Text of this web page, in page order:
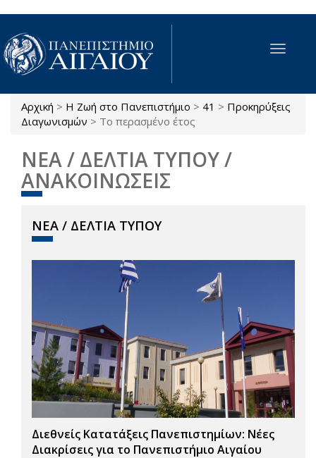
Παράκαμψη προς το κυρίως περιεχόμενο
Toggle
Είστε εδώ
Αρχική > Η Ζωή στο Πανεπιστήμιο > 41 > Προκηρύξεις
Διαγωνισμών > Το περασμένο έτος
ΝΕΑ / ΔΕΛΤΙΑ ΤΥΠΟΥ /
ΑΝΑΚΟΙΝΩΣΕΙΣ
ΝΕΑ / ΔΕΛΤΙΑ ΤΥΠΟΥ
Διεθνείς Κατατάξεις Πανεπιστημίων: Νέες
Διακρίσεις για το Πανεπιστήμιο Αιγαίου